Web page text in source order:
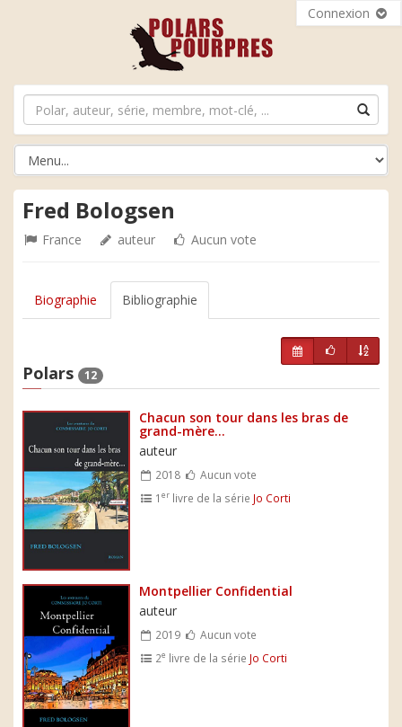
Connexion
Fred Bologsen
France auteur Aucun vote
Biographie Bibliographie
Polars 12
Chacun son tour dans les bras de
grand-mère...
auteur
2018
Aucun vote
1er livre de la série Jo Corti
Montpellier Confidential
auteur
2019
Aucun vote
2e livre de la série Jo Corti